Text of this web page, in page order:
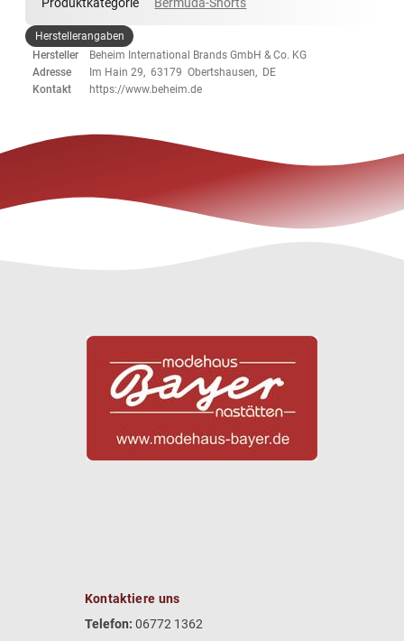
Herstellerangaben
Hersteller
Beheim International Brands GmbH & Co. KG
Adresse
Im Hain 29, 63179 Obertshausen, DE
Kontakt
https://www.beheim.de
Kontaktiere uns
Telefon: 06772 1362